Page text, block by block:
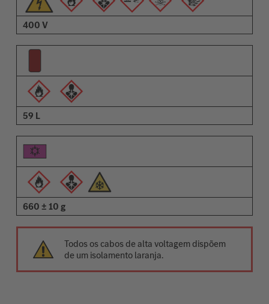
400 V
59 L
660 ± 10 g
Todos os cabos de alta voltagem dispõem
de um isolamento laranja.